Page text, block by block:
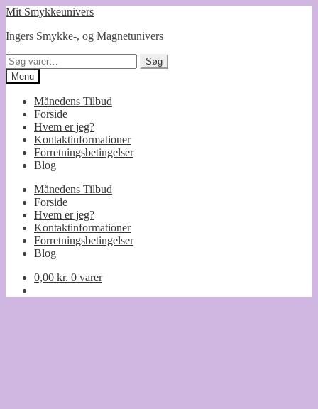
Spring
navigation
Spring
indhold
Mit Smykkeunivers
Ingers Smykke-, og Magnetunivers
Søg
efter:
Søg
Menu
Månedens Tilbud
Forside
Hvem er jeg?
Kontaktinformationer
Forretningsbetingelser
Blog
Månedens Tilbud
Forside
Hvem er jeg?
Kontaktinformationer
Forretningsbetingelser
Blog
0,00 kr. 0 varer